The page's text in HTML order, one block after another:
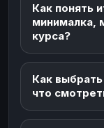
Как понять
минималка,
курса?
Как
что